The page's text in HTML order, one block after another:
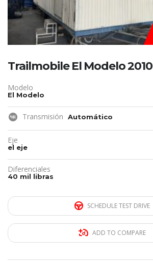
Trailmobile El Modelo 2010
Modelo
El Modelo
Transmisión Automático
Eje
el eje
Diferenciales
40 mil libras
SCHEDULE TEST DRIVE
ADD TO COMPARE